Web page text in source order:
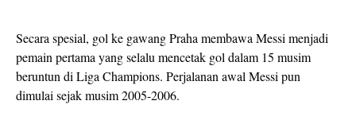
Secara spesial, gol ke gawang Praha membawa Messi menjadi
pemain pertama yang selalu mencetak gol dalam 15 musim
beruntun di Liga Champions. Perjalanan awal Messi pun
dimulai sejak musim 2005-2006.